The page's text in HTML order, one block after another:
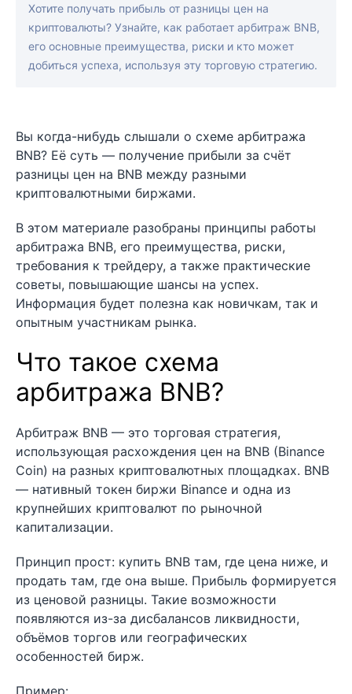
Хотите получать прибыль от разницы цен на
криптовалюты? Узнайте, как работает арбитраж BNB,
его основные преимущества, риски и кто может
добиться успеха, используя эту торговую стратегию.
Вы когда-нибудь слышали о схеме арбитража
BNB? Её суть — получение прибыли за счёт
разницы цен на BNB между разными
криптовалютными биржами.
В этом материале разобраны принципы работы
арбитража BNB, его преимущества, риски,
требования к трейдеру, а также практические
советы, повышающие шансы на успех.
Информация будет полезна как новичкам, так и
опытным участникам рынка.
Что такое схема
арбитража BNB?
Арбитраж BNB — это торговая стратегия,
использующая расхождения цен на BNB (Binance
Coin) на разных криптовалютных площадках. BNB
— нативный токен биржи Binance и одна из
крупнейших криптовалют по рыночной
капитализации.
Принцип прост: купить BNB там, где цена ниже, и
продать там, где она выше. Прибыль формируется
из ценовой разницы. Такие возможности
появляются из-за дисбалансов ликвидности,
объёмов торгов или географических
особенностей бирж.
Пример: